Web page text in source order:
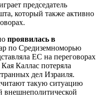
председатель
который также активно
проявилась в
по Средиземноморью
ЕС на переговорах
Каллас потеряла
дел Израиля.
такую ситуацию
внешнеполитической